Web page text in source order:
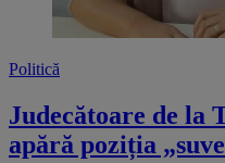
Politică
Judecătoare de la
apără poziția